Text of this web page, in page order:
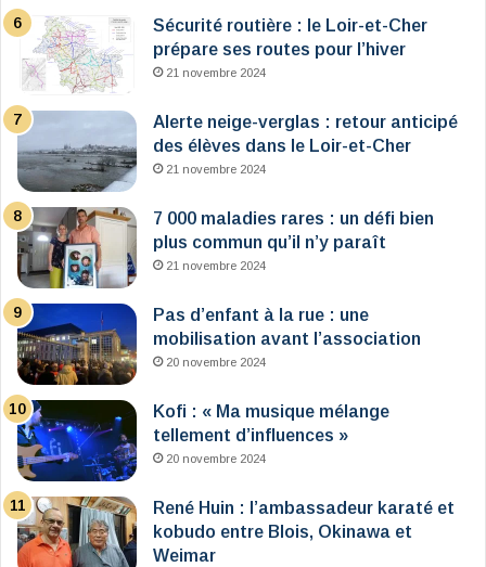
Sécurité routière : le Loir-et-Cher
prépare ses routes pour l’hiver
21 novembre 2024
Alerte neige-verglas : retour anticipé
des élèves dans le Loir-et-Cher
21 novembre 2024
7 000 maladies rares : un défi bien
plus commun qu’il n’y paraît
21 novembre 2024
Pas d’enfant à la rue : une
mobilisation avant l’association
20 novembre 2024
Kofi : « Ma musique mélange
tellement d’influences »
20 novembre 2024
René Huin : l’ambassadeur karaté et
kobudo entre Blois, Okinawa et
Weimar